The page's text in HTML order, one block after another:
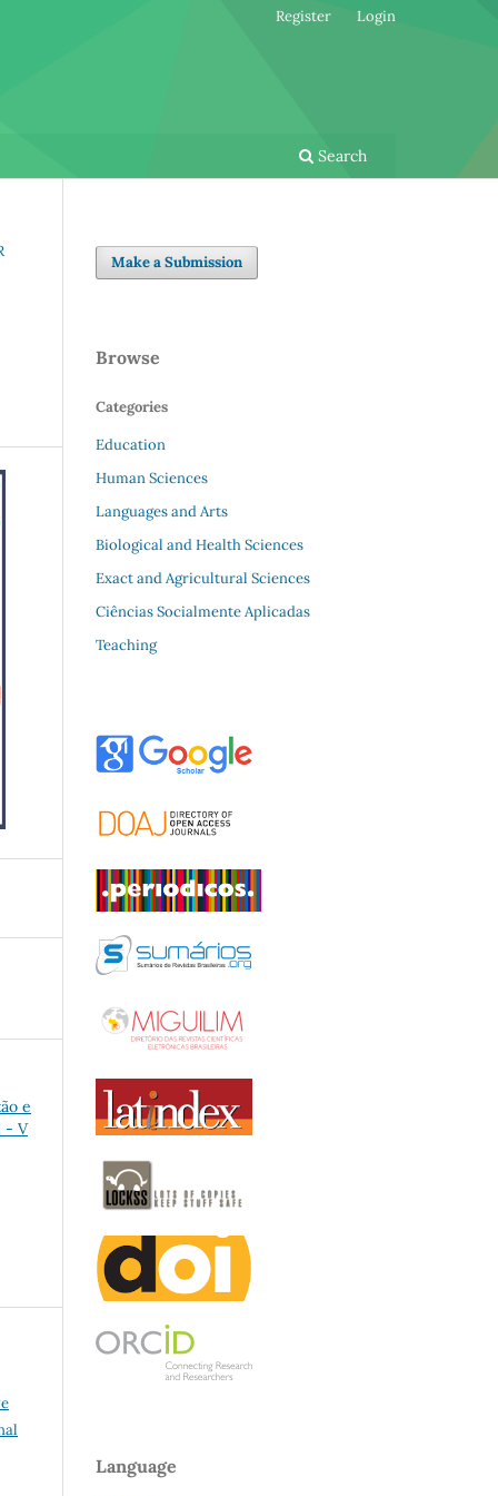
Search
Register Login
e
- V
Make a Submission
Browse
Categories
Education
Human Sciences
Languages and Arts
Biological and Health Sciences
Exact and Agricultural Sciences
Ciências Socialmente Aplicadas
Teaching
Language